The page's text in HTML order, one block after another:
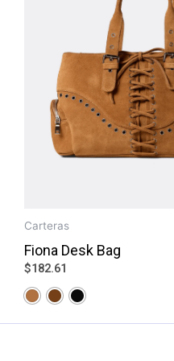
Carteras
Fiona Desk Bag
$182.61